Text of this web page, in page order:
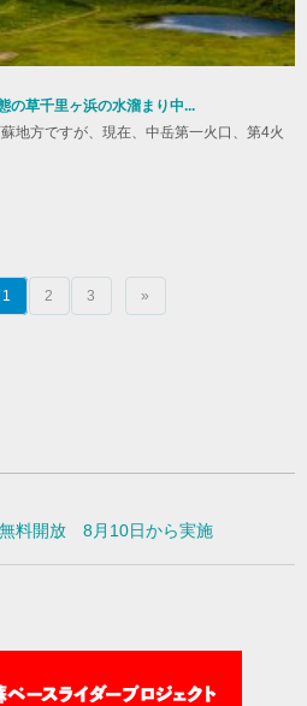
草千里ヶ浜の水溜まり中...
地方ですが、現在、中岳第一火口、第4火
1 2 3 »
料開放 8月10日から実施